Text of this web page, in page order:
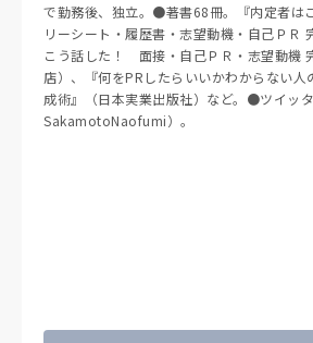
で勤務後、独立。●著書68冊。『内定者は
リーシート・履歴書・志望動機・自己ＰＲ
こう話した！ 面接・自己ＰＲ・志望動機
店）、『何をPRしたらいいかわからない人
成術』（日本実業出版社）など。●ツイッ
SakamotoNaofumi）。